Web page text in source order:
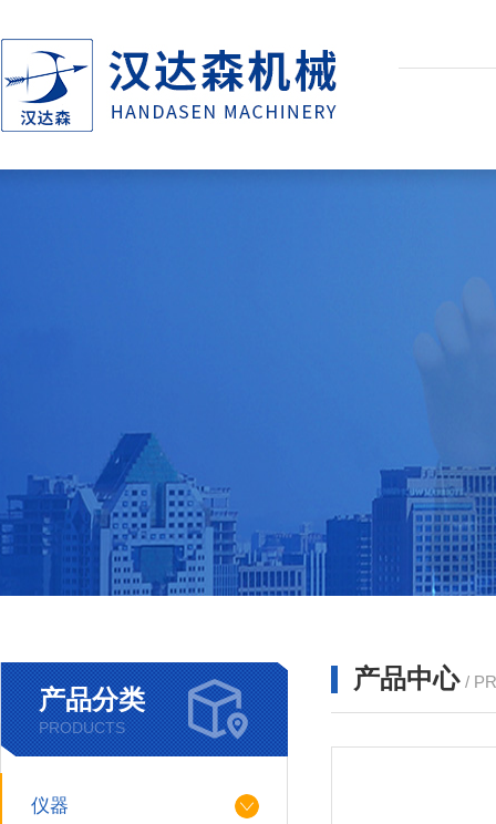
产品分类
PRODUCTS
仪器
产品中心 /